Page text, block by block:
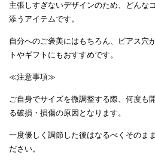
主張しすぎないデザインのため、どんな
添うアイテムです。
自分へのご褒美にはもちろん、ピアス穴
トやギフトにもおすすめです。
≪注意事項≫
ご自身でサイズを微調整する際、何度も
る破損・損傷の原因となります。
一度優しく調節した後はなるべくそのま
ださい。